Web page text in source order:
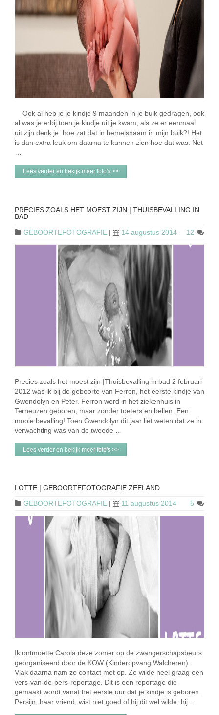
Ook al heb je je kindje 9 maanden in je buik gedragen, ook
al was je erbij toen je kindje uit je kwam, als ze er eenmaal
uit zijn denk je: hoe zat dat in hemelsnaam in mijn buik?! Het
is dan extra leuk om daarna te kunnen zien hoe dat was. Net
Lees verder en bekijk meer foto's >>
PRECIES ZOALS HET MOEST ZIJN | THUISBEVALLING IN
BAD
GEBOORTEFOTOGRAFIE | 14 augustus 2014 12
Precies zoals het moest zijn |Thuisbevalling in bad 2 februari
2012 was ik bij de geboorte van Ferron, het eerste kindje van
Gwendolyn en Peter. Ferron werd in het ziekenhuis in
Terneuzen geboren, maar zonder toeters en bellen. Een
mooie bevalling! Toen Gwendolyn dit jaar liet weten dat ze in
verwachting was van de tweede …
Lees verder en bekijk meer foto's >>
LOTTE | GEBOORTEFOTOGRAFIE ZEELAND
GEBOORTEFOTOGRAFIE | 11 augustus 2014 5
Ik ontmoette Carola deze zomer op de zwangerschapsbeurs
georganiseerd door de KOW (Kinderopvang Walcheren).
Vlak daarna nam ze contact met op. Ze wilde heel graag een
vers-van-de-pers-reportage. Dit is een reportage die
gemaakt wordt vanaf het eerste uur dat je kindje is geboren.
Persijn, haar vriend, wist niet goed of hij dit wel wilde, hij …